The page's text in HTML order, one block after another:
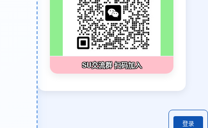
SU交流群 扫码加入
登录